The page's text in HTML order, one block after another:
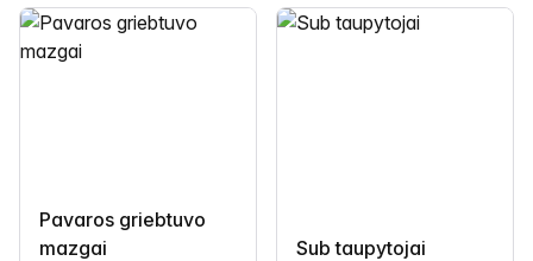
Pavaros griebtuvo
mazgai
Sub taupytojai